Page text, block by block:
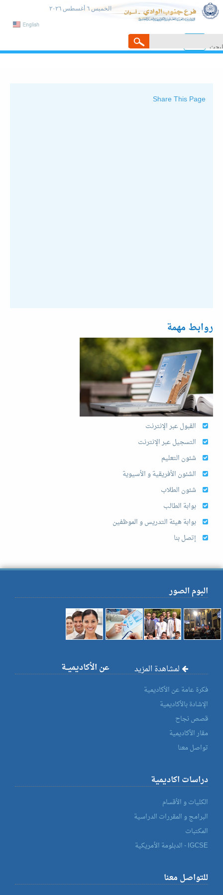
الخميس ٦ أغسطس ٢٠٢٦
navigation
Share This Page
روابط مهمة
القبول عبر الإنترنت
التسجيل عبر الإنترنت
شئون التعليم
الشئون الأفريقية و الأسيوية
شئون الطلاب
بوابة الطالب
بوابة هيئة التدريس و الموظفين
إتصل بنا
البوم الصور
لمشاهدة المزيد عن الأكاديميــة
فكرة عامة عن الأكاديمية
الإشادة بالأكاديمية
قصص نجاح
مقار الأكاديمية
تواصل معنا
دراسات اكاديمية
الكليات و الأقسام
البرامج و المقررات الدراسية
المكتبات
IGCSE - الدبلومة الأمريكية
للتواصل معنا